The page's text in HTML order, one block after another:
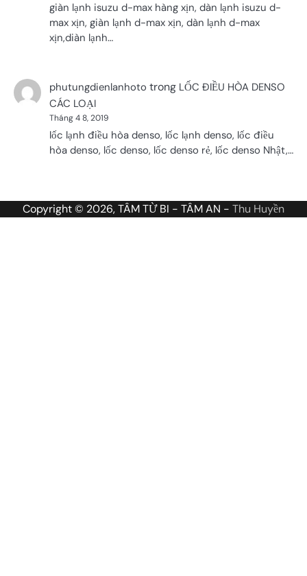
giàn lạnh isuzu d-max hàng xịn, dàn lạnh isuzu d-
max xịn, giàn lạnh d-max xịn, dàn lạnh d-max
xịn,diàn lạnh…
phutungdienlanhoto trong LỐC ĐIỀU HÒA DENSO
CÁC LOẠI
Tháng 4 8, 2019
lốc lạnh điều hòa denso, lốc lạnh denso, lốc điều
hòa denso, lốc denso, lốc denso rẻ, lốc denso Nhật,…
Copyright © 2026, TÂM TỪ BI - TÂM AN - Thu Huyền